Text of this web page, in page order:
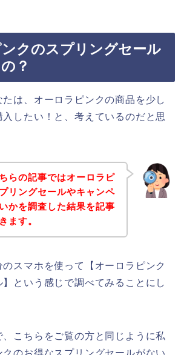
クのスプリングセール
？
は、オーロラピンクの商品を少し
したい！と、考えているのだと思
らの記事ではオーロラピ
リングセールやキャンペ
かを調査した結果を記事
ます。
のスマホを使って【オーロラピンク
という感じで調べてみることにし
こちらをご覧の方と同じように私